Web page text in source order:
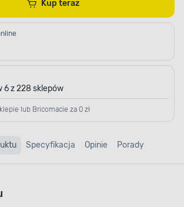
Kup teraz
6 z 228 sklepów
lub Bricomacie za 0 zł
Specyfikacja Opinie Porady